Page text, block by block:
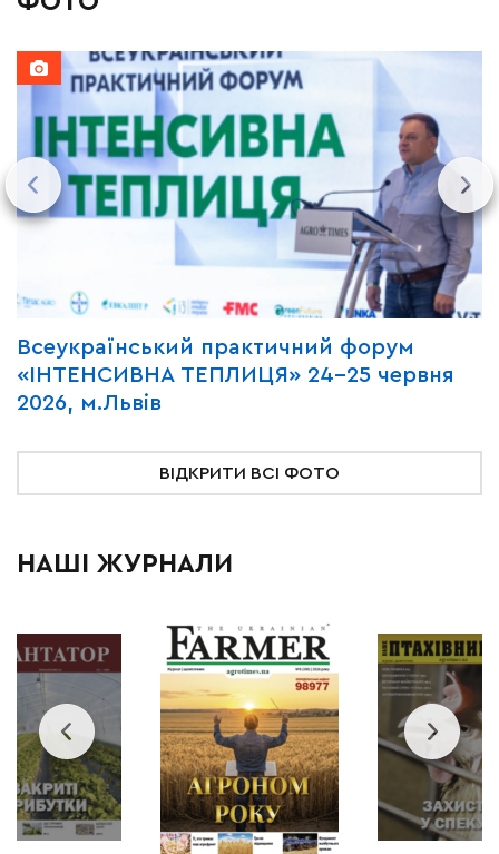
Всеукраїнський практичний форум
«ІНТЕНСИВНА ТЕПЛИЦЯ» 24-25 червня
2026, м.Львів
ВІДКРИТИ ВСІ ФОТО
НАШІ ЖУРНАЛИ